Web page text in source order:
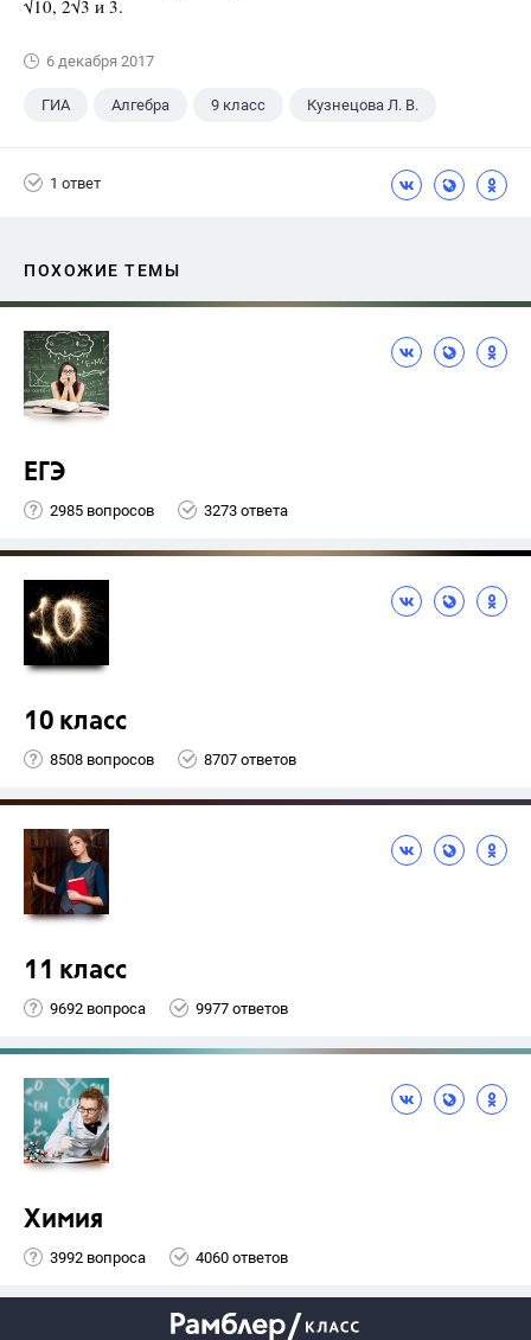
√10, 2√3 и 3.
6 декабря 2017
ГИА Алгебра 9 класс Кузнецова Л. В.
1 ответ
ПОХОЖИЕ ТЕМЫ
ЕГЭ
2985 вопросов 3273 ответа
10 класс
8508 вопросов 8707 ответов
11 класс
9692 вопроса 9977 ответов
Химия
3992 вопроса 4060 ответов